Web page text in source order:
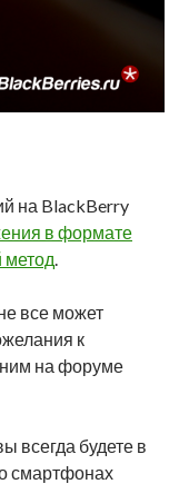
на BlackBerry
в формате
метод
все может
к
ним на форуме
всегда будете в
смартфонах